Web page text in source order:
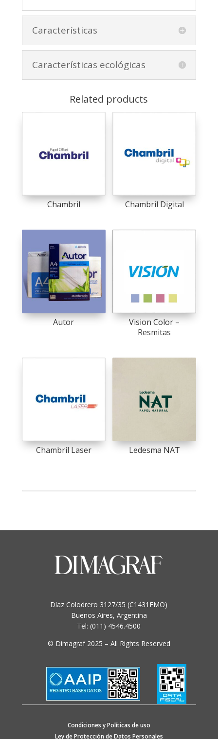
Características
Características ecológicas
Related products
Chambril Chambril Digital
Autor
Vision Color –
Resmitas
Chambril Laser Ledesma NAT
Díaz Colodrero 3127/35 (C1431FMO)
Buenos Aires, Argentina
Tel: (011) 4546.4500
© Dimagraf 2025 – All Rights Reserved
Condiciones y Políticas de uso
Ley de Protección de Datos Personales